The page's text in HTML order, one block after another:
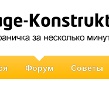
Форум Советы